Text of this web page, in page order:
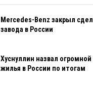
Mercedes-Benz закрыл
завода в России
Хуснуллин назвал
жилья в России по итогам